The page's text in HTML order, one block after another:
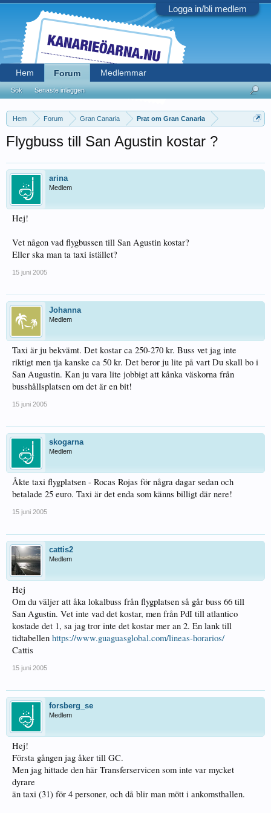
Logga in/bli medlem
Hem Forum Gran Canaria Prat om Gran Canaria
Flygbuss till San Agustin kostar ?
arina
Medlem
Hej!
Vet någon vad flygbussen till San Agustin kostar?
Eller ska man ta taxi istället?
15 juni 2005
Johanna
Medlem
Taxi är ju bekvämt. Det kostar ca 250-270 kr. Buss vet jag inte
riktigt men tja kanske ca 50 kr. Det beror ju lite på vart Du skall bo i
San Augustin. Kan ju vara lite jobbigt att kånka väskorna från
busshållsplatsen om det är en bit!
15 juni 2005
skogarna
Medlem
Åkte taxi flygplatsen - Rocas Rojas för några dagar sedan och
betalade 25 euro. Taxi är det enda som känns billigt där nere!
15 juni 2005
cattis2
Medlem
Hej
Om du väljer att åka lokalbuss från flygplatsen så går buss 66 till
San Agustin. Vet inte vad det kostar, men från PdI till atlantico
kostade det 1, sa jag tror inte det kostar mer an 2. En lank till
tidtabellen https://www.guaguasglobal.com/lineas-horarios/
Cattis
15 juni 2005
forsberg_se
Medlem
Hej!
Första gången jag åker till GC.
Men jag hittade den här Transferservicen som inte var mycket
dyrare
än taxi (31) för 4 personer, och då blir man mött i ankomsthallen.
Hem Forum
Sök Senaste inläggen
Medlemmar